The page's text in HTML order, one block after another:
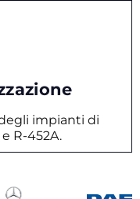
impianti di
R-452A.